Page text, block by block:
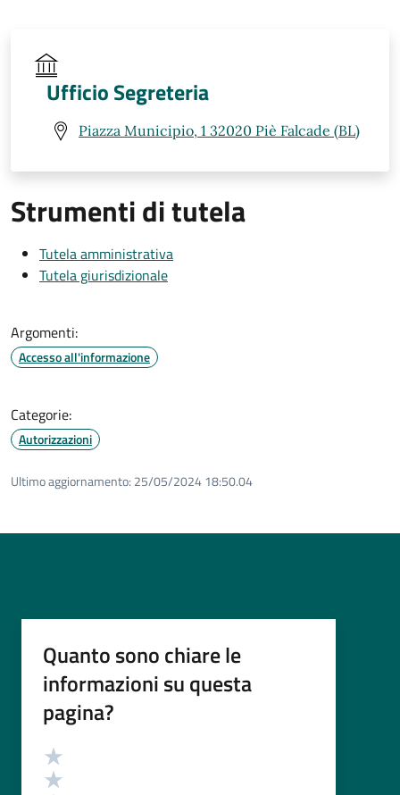
Ufficio Segreteria
Piazza Municipio, 1 32020 Piè Falcade (BL)
Strumenti di tutela
Tutela amministrativa
Tutela giurisdizionale
Argomenti:
Accesso all'informazione
Categorie:
Autorizzazioni
Ultimo aggiornamento: 25/05/2024 18:50.04
Quanto sono chiare le
informazioni su questa
pagina?
Valutazione